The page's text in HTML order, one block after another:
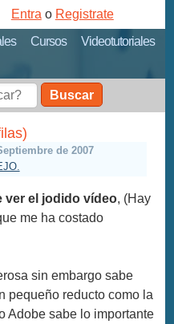
Cursos
Videotutoriales
Entra o Registrate
Buscar
de 2007
ver el jodido vídeo, (Hay
me ha costado
sin embargo sabe
pequeño reducto como la
Adobe sabe lo importante